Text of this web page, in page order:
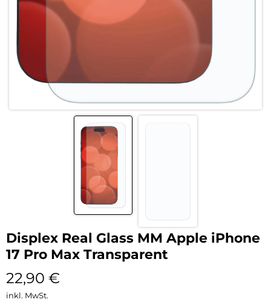
Displex Real Glass MM Apple iPhone
17 Pro Max Transparent
22,90 €
inkl. MwSt.